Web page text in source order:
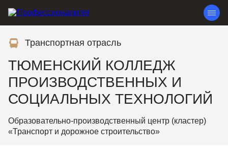
Транспортная отрасль
ТЮМЕНСКИЙ КОЛЛЕДЖ
ПРОИЗВОДСТВЕННЫХ И
СОЦИАЛЬНЫХ ТЕХНОЛОГИЙ
Образовательно-производственный центр (кластер)
«Транспорт и дорожное строительство»